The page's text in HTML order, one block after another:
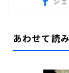
あわせて読